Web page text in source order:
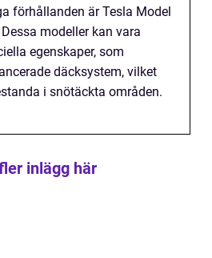
förhållanden är Tesla Model
modeller kan vara
egenskaper, som
däcksystem, vilket
i snötäckta områden.
inlägg här